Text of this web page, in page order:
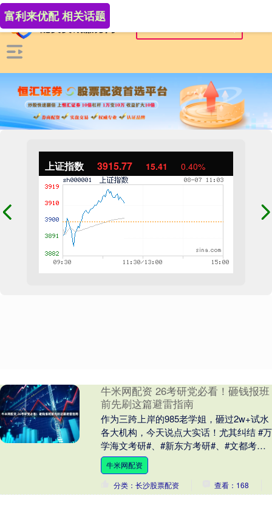
上证指数 3915.77 15.41 0.40%
富利来优配 相关话题
牛米网配资 26考研党必看！砸钱报班
前先刷这篇避雷指南
作为三跨上岸的985老学姐，砸过2w+试水
各大机构，今天说点大实话！尤其纠结 #万
学海文考研#、#新东方考研#、#文都考研
的同学，看完再决定！ 1. 万学海文....
牛米网配资
分类：长沙股票配资
查看：168